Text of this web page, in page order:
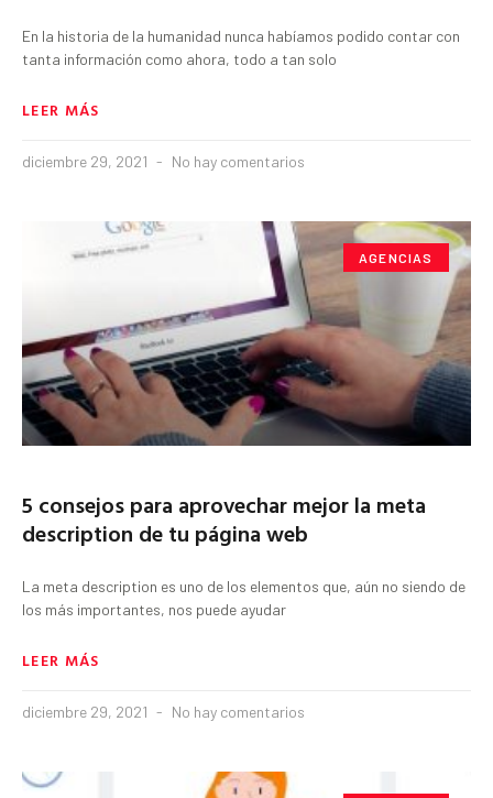
En la historia de la humanidad nunca habíamos podido contar con
tanta información como ahora, todo a tan solo
LEER MÁS
diciembre 29, 2021 No hay comentarios
AGENCIAS
5 consejos para aprovechar mejor la meta
description de tu página web
La meta description es uno de los elementos que, aún no siendo de
los más importantes, nos puede ayudar
LEER MÁS
diciembre 29, 2021 No hay comentarios